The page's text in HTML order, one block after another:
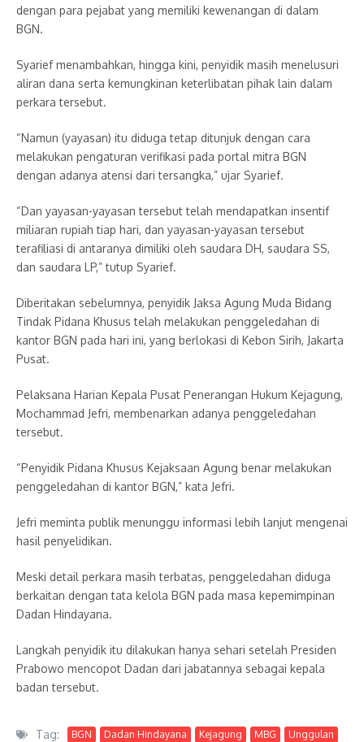
dengan para pejabat yang memiliki kewenangan di dalam
BGN.
Syarief menambahkan, hingga kini, penyidik masih menelusuri
aliran dana serta kemungkinan keterlibatan pihak lain dalam
perkara tersebut.
“Namun (yayasan) itu diduga tetap ditunjuk dengan cara
melakukan pengaturan verifikasi pada portal mitra BGN
dengan adanya atensi dari tersangka,” ujar Syarief.
“Dan yayasan-yayasan tersebut telah mendapatkan insentif
miliaran rupiah tiap hari, dan yayasan-yayasan tersebut
terafiliasi di antaranya dimiliki oleh saudara DH, saudara SS,
dan saudara LP,” tutup Syarief.
Diberitakan sebelumnya, penyidik Jaksa Agung Muda Bidang
Tindak Pidana Khusus telah melakukan penggeledahan di
kantor BGN pada hari ini, yang berlokasi di Kebon Sirih, Jakarta
Pusat.
Pelaksana Harian Kepala Pusat Penerangan Hukum Kejagung,
Mochammad Jefri, membenarkan adanya penggeledahan
tersebut.
“Penyidik Pidana Khusus Kejaksaan Agung benar melakukan
penggeledahan di kantor BGN,” kata Jefri.
Jefri meminta publik menunggu informasi lebih lanjut mengenai
hasil penyelidikan.
Meski detail perkara masih terbatas, penggeledahan diduga
berkaitan dengan tata kelola BGN pada masa kepemimpinan
Dadan Hindayana.
Langkah penyidik itu dilakukan hanya sehari setelah Presiden
Prabowo mencopot Dadan dari jabatannya sebagai kepala
badan tersebut.
Tag: BGN Dadan Hindayana Kejagung MBG Unggulan